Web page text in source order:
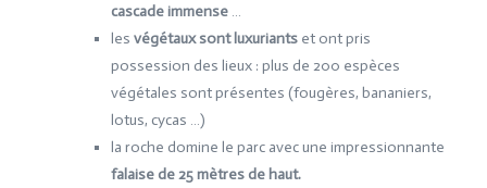
cascade immense…
les végétaux sont luxuriantset ont pris
possession des lieux : plus de 200 espèces
végétales sont présentes (fougères, bananiers,
lotus, cycas …)
la roche domine le parc avec une impressionnante
falaise de 25 mètres de haut.